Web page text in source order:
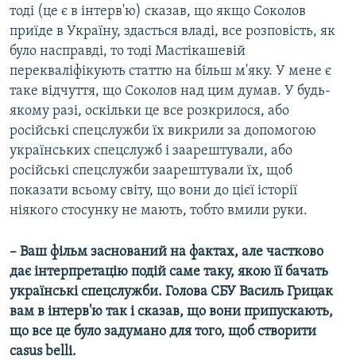
тоді (це є в інтерв'ю) сказав, що якщо Соколов
приїде в Україну, здасться владі, все розповість, як
було насправді, то тоді Мастікашевій
перекваліфікують статтю на більш м'яку. У мене є
таке відчуття, що Соколов над цим думав. У будь-
якому разі, оскільки це все розкрилося, або
російські спецслужби їх викрили за допомогою
українських спецслужб і заарештували, або
російські спецслужби заарештували їх, щоб
показати всьому світу, що вони до цієї історії
ніякого стосунку не мають, тобто вмили руки.
– Ваш фільм заснований на фактах, але частково
дає інтерпретацію подій саме таку, якою її бачать
українські спецслужби. Голова СБУ Василь Грицак
вам в інтерв'ю так і сказав, що вони припускають,
що все це було задумано для того, щоб створити
casus belli.